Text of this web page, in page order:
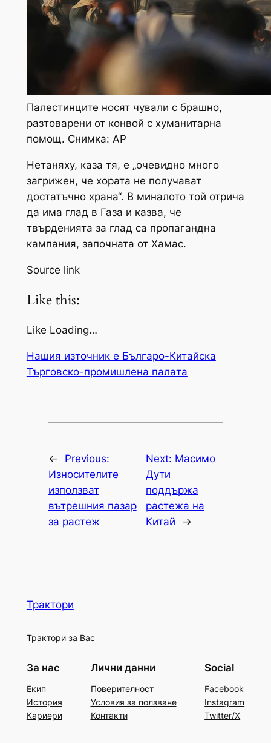
Палестинците носят чували с брашно,
разтоварени от конвой с хуманитарна
помощ. Снимка: AP
Нетаняху, каза тя, е „очевидно много
загрижен, че хората не получават
достатъчно храна“. В миналото той отрича
да има глад в Газа и казва, че
твърденията за глад са пропагандна
кампания, започната от Хамас.
Source link
Like this:
Like Loading…
Нашия източник е Българо-Китайска
Търговско-промишлена палaта
←
Previous:
Износителите
използват
вътрешния пазар
за растеж
Next: Масимо
Дути
поддържа
растежа на
Китай
→
Трактори
Трактори за Вас
За нас
Екип
История
Кариери
Лични данни
Поверителност
Условия за ползване
Контакти
Social
Facebook
Instagram
Twitter/X